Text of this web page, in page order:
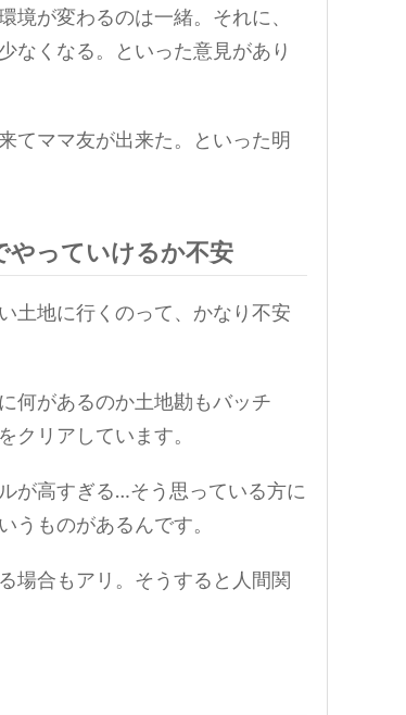
境が変わるのは一緒。それに、
なくなる。といった意見があり
てママ友が出来た。といった明
やっていけるか不安
土地に行くのって、かなり不安
何があるのか土地勘もバッチ
クリアしています。
が高すぎる…そう思っている方に
うものがあるんです。
場合もアリ。そうすると人間関